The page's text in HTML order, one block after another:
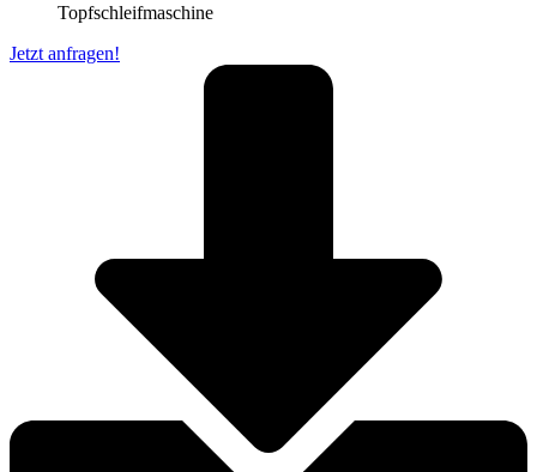
Topfschleifmaschine
Jetzt anfragen!